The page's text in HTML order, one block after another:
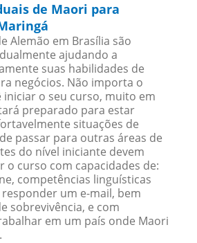
de Maori para
Alemão em Brasília são
ajudando a
suas habilidades de
negócios. Não importa o
iniciar o seu curso, muito em
preparado para estar
situações de
passar para outras áreas de
do nível iniciante devem
o curso com capacidades de:
competências linguísticas
um e-mail, bem
sobrevivência, e com
em um país onde Maori